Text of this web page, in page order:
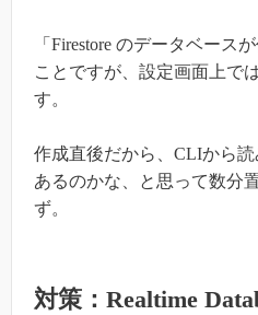
「Firestore のデータベース
ことですが、設定画面上で
す。
作成直後だから、CLIから
あるのかな、と思って数分
ず。
対策：Realtime